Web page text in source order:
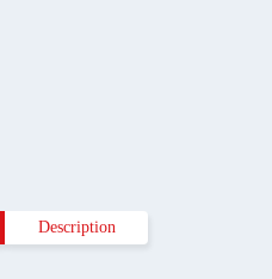
Description